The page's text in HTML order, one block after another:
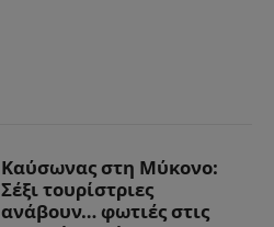
Καύσωνας στη Μύκονο:
Σέξι τουρίστριες
ανάβουν… φωτιές στις